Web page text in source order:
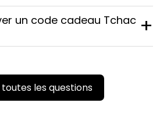
un code cadeau Tchac +
les questions